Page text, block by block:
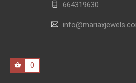
664319630
0